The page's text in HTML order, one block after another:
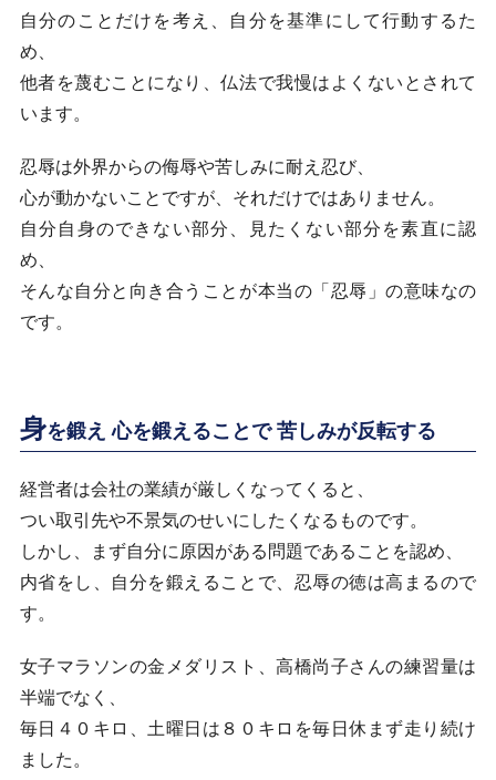
自分のことだけを考え、自分を基準にして行動するた
め、
他者を蔑むことになり、仏法で我慢はよくないとされて
います。
忍辱は外界からの侮辱や苦しみに耐え忍び、
心が動かないことですが、それだけではありません。
自分自身のできない部分、見たくない部分を素直に認
め、
そんな自分と向き合うことが本当の「忍辱」の意味なの
です。
身を鍛え 心を鍛えることで 苦しみが反転する
経営者は会社の業績が厳しくなってくると、
つい取引先や不景気のせいにしたくなるものです。
しかし、まず自分に原因がある問題であることを認め、
内省をし、自分を鍛えることで、忍辱の徳は高まるので
す。
女子マラソンの金メダリスト、高橋尚子さんの練習量は
半端でなく、
毎日４０キロ、土曜日は８０キロを毎日休まず走り続け
ました。